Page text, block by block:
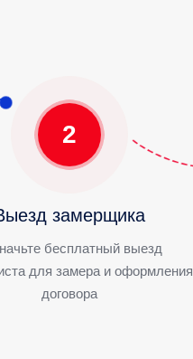
2
замерщика
бесплатный выезд
для замера и оформления
договора